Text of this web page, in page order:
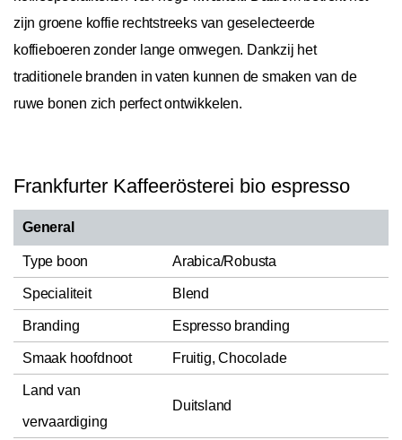
zijn groene koffie rechtstreeks van geselecteerde
koffieboeren zonder lange omwegen. Dankzij het
traditionele branden in vaten kunnen de smaken van de
ruwe bonen zich perfect ontwikkelen.
Frankfurter Kaffeerösterei bio espresso
General
Type boon Arabica/Robusta
Specialiteit Blend
Branding Espresso branding
Smaak hoofdnoot Fruitig, Chocolade
Land van
vervaardiging
Duitsland